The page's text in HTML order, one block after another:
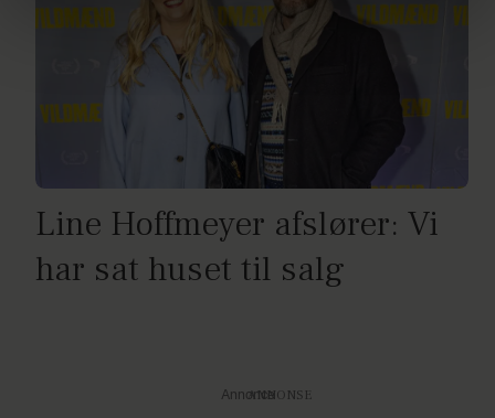
dine personoplysninger i forbindelse hermed i både
privatlivspolitik cookiepolitik
Line Hoffmeyer afslører: Vi
har sat huset til salg
Annonce